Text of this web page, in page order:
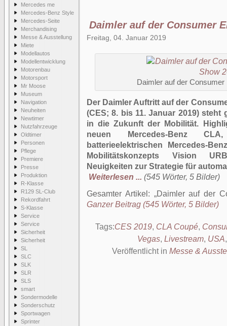
Mercedes me
Mercedes-Benz Style
Mercedes-Seite
Merchandising
Messe & Ausstellung
Miete
Modellautos
Modellentwicklung
Motorenbau
Motorsport
Mr Moose
Museum
Navigation
Neuheiten
Newtimer
Nutzfahrzeuge
Oldtimer
Personen
Pflege
Premiere
Presse
Produktion
R-Klasse
R129 SL-Club
Rekordfahrt
S-Klasse
Service
Service
Sicherheit
Sicherheit
SL
SLC
SLK
SLR
SLS
smart
Sondermodelle
Sonderschutz
Sportwagen
Sprinter
Daimler auf der Consumer
Freitag, 04. Januar 2019
Daimler auf der
Der Daimler Auftritt auf der
(CES; 8. bis 11. Januar 2019)
in die Zukunft der Mobilität.
neuen Mercedes-Benz
batterieelektrischen Mercedes-
Mobilitätskonzepts Vision
Neuigkeiten zur Strategie für
Weiterlesen ... (545 Wörter, 5 Bilder)
Gesamter Artikel:
Daimler auf der
Ganzer Beitrag (545 Wörter, 5 Bilder)
Tags:CES 2019, CLA Coupé,
Vegas, Livestream, USA
Veröffentlicht in Messe &